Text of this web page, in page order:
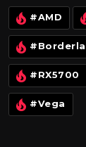
#AMD
#RX5700
#Vega